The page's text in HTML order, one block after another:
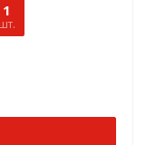
05
сек.
1
шт.